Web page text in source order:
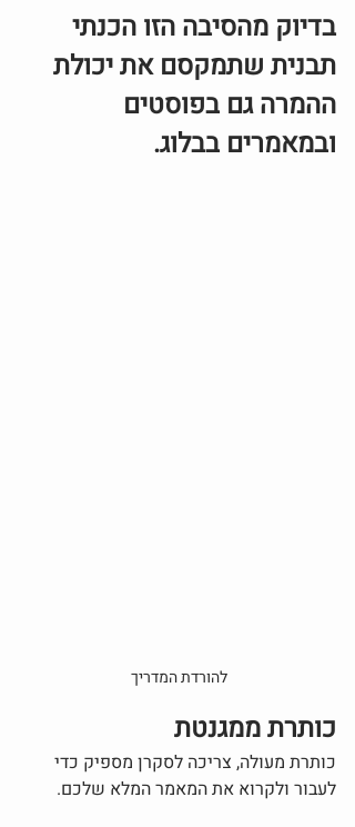
בדיוק מהסיבה הזו הכנתי
תבנית שתמקסם את יכולת
ההמרה גם בפוסטים
ובמאמרים בבלוג.
להורדת המדריך
כותרת ממגנטת
כותרת מעולה, צריכה לסקרן מספיק כדי
לעבור ולקרוא את המאמר המלא שלכם.